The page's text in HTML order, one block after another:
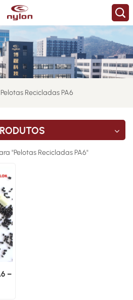
Pelotas Recicladas PA6
"Pelotas Recicladas PA6"
–